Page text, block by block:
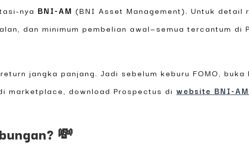
nya BNI-AM (BNI Asset Management). Untuk detail
dan minimum pembelian awal—semua tercantum di
jangka panjang. Jadi sebelum keburu FOMO, buka
marketplace, download Prospectus di website BNI-AM
💸